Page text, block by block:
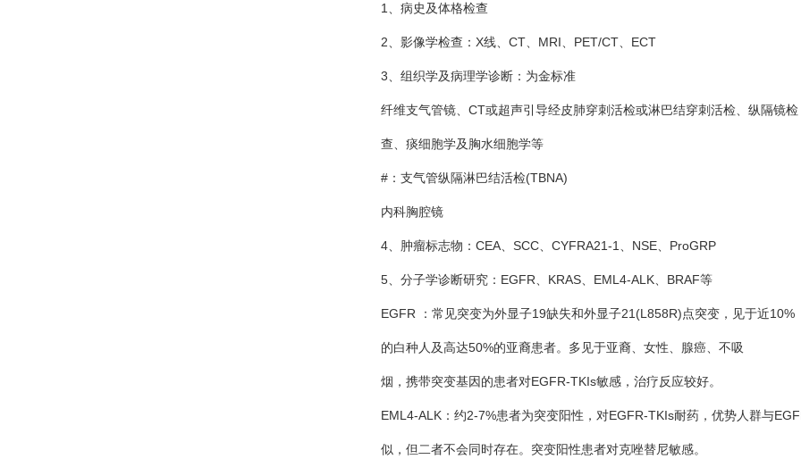
1、病史及体格检查
2、影像学检查：X线、CT、MRI、PET/CT、ECT
3、组织学及病理学诊断：为金标准
纤维支气管镜、CT或超声引导经皮肺穿刺活检或淋巴结穿刺活检、纵隔镜检
查、痰细胞学及胸水细胞学等
#：支气管纵隔淋巴结活检(TBNA)
内科胸腔镜
4、肿瘤标志物：CEA、SCC、CYFRA21-1、NSE、ProGRP
5、分子学诊断研究：EGFR、KRAS、EML4-ALK、BRAF等
EGFR ：常见突变为外显子19缺失和外显子21(L858R)点突变，见于近10%
的白种人及高达50%的亚裔患者。多见于亚裔、女性、腺癌、不吸
烟，携带突变基因的患者对EGFR-TKIs敏感，治疗反应较好。
EML4-ALK：约2-7%患者为突变阳性，对EGFR-TKIs耐药，优势人群与
似，但二者不会同时存在。突变阳性患者对克唑替尼敏感。